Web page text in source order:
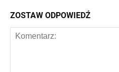
ZOSTAW ODPOWIEDŹ